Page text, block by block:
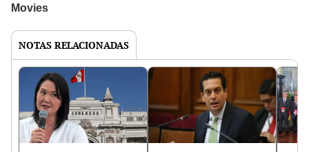
NOTAS RELACIONADAS